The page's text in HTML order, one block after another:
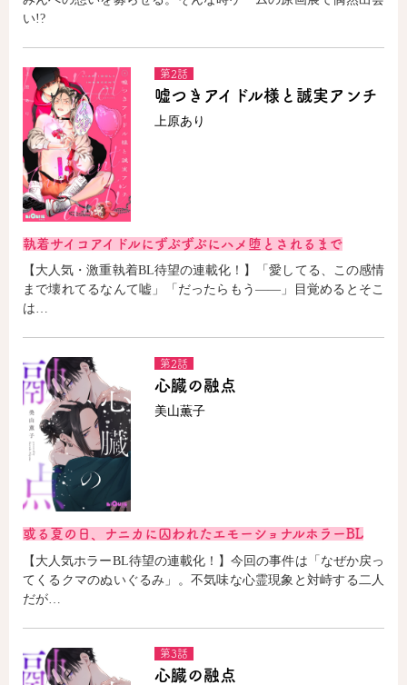
い!?
第2話
嘘つきアイドル様と誠実アンチ
上原あり
執着サイコアイドルにずぶずぶにハメ堕とされるまで
【大人気・激重執着BL待望の連載化！】「愛してる、この感情
まで壊れてるなんて嘘」「だったらもう――」目覚めるとそこ
は…
第2話
心臓の融点
美山薫子
或る夏の日、ナニカに囚われたエモーショナルホラーBL
【大人気ホラーBL待望の連載化！】今回の事件は「なぜか戻っ
てくるクマのぬいぐるみ」。不気味な心霊現象と対峙する二人
だが…
第3話
心臓の融点